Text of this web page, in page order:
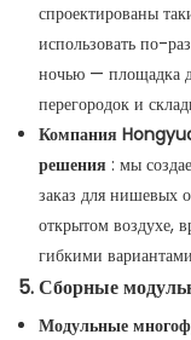
спроектированы
использовать по-
ночью — площадка
перегородок и
Компания
решения : мы
заказ для нишевых
открытом воздухе,
гибкими
5. Сборные
Модульные